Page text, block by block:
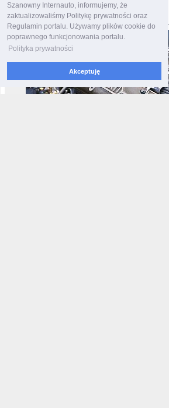
Szanowny Internauto, informujemy, że
zaktualizowaliśmy Politykę prywatności oraz
Regulamin portalu. Używamy plików cookie do
poprawnego funkcjonowania portalu.
Polityka prywatności
Akceptuję
motoryzacja